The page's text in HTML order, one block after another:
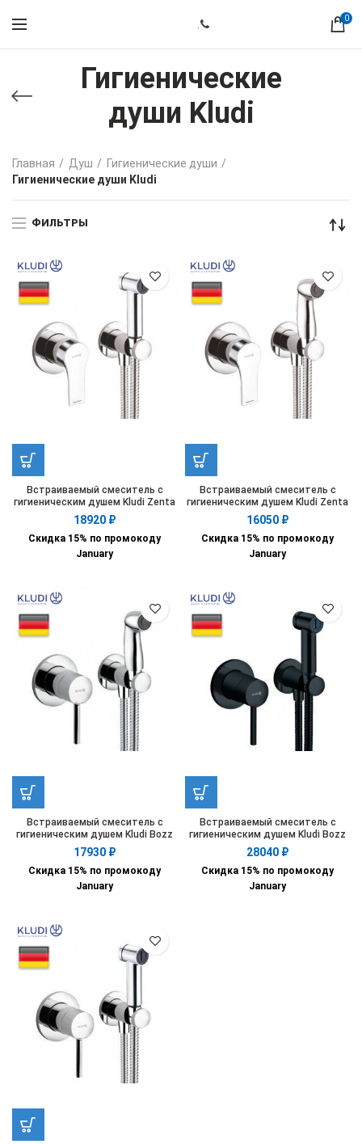
0
Гигиенические
души Kludi
Главная Душ
Гигиенические души
Гигиенические души Kludi
ФИЛЬТРЫ
Встраиваемый смеситель с
гигиеническим душем Kludi Zenta
SL 489980565
18920 ₽
Скидка 15% по промокоду
January
Встраиваемый смеситель с
гигиеническим душем Kludi Zenta
SL 489990565
16050 ₽
Скидка 15% по промокоду
January
Встраиваемый смеситель с
гигиеническим душем Kludi Bozz
389990576
17930 ₽
Скидка 15% по промокоду
January
Встраиваемый смеситель с
гигиеническим душем Kludi Bozz
389983976
28040 ₽
Скидка 15% по промокоду
January